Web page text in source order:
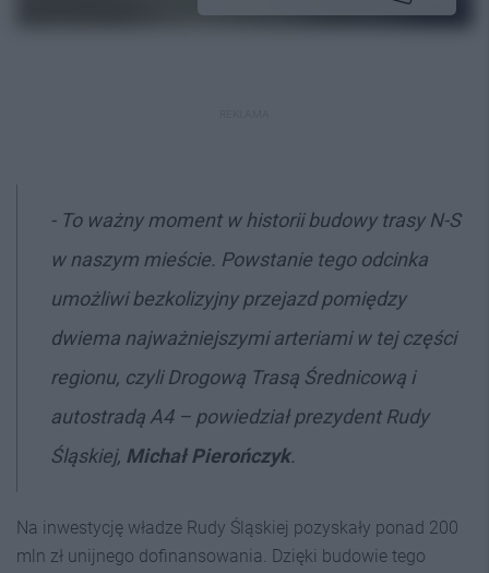
- To ważny moment w historii budowy trasy N-S
w naszym mieście. Powstanie tego odcinka
umożliwi bezkolizyjny przejazd pomiędzy
dwiema najważniejszymi arteriami w tej części
regionu, czyli Drogową Trasą Średnicową i
autostradą A4 – powiedział prezydent Rudy
Śląskiej, Michał Pierończyk.
Na inwestycję władze Rudy Śląskiej pozyskały ponad 200
mln zł unijnego dofinansowania. Dzięki budowie tego